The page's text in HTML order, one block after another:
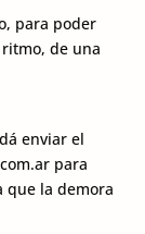
para poder
de una
enviar el
para
que la demora